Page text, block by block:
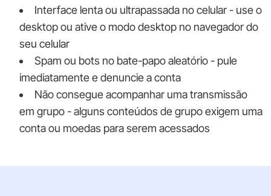
Interface lenta ou ultrapassada no celular - use o
desktop ou ative o modo desktop no navegador do
seu celular
Spam ou bots no bate-papo aleatório - pule
imediatamente e denuncie a conta
Não consegue acompanhar uma transmissão
em grupo - alguns conteúdos de grupo exigem uma
conta ou moedas para serem acessados